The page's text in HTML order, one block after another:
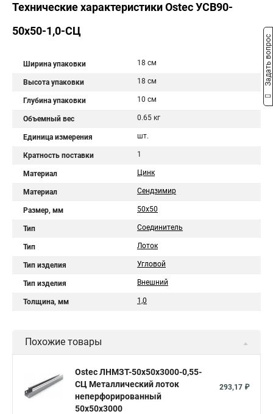
Технические характеристики Ostec УСВ90-
50х50-1,0-СЦ
Ширина упаковки 18 см
Высота упаковки 18 см
Глубина упаковки 10 см
Объемный вес 0.65 кг
Единица измерения шт.
Кратность поставки 1
Материал Цинк
Материал Сендзимир
Размер, мм 50х50
Тип Соединитель
Тип Лоток
Тип изделия Угловой
Тип изделия Внешний
Толщина, мм 1,0
Похожие товары
Ostec ЛНМЗТ-50х50х3000-0,55-
СЦ Металлический лоток
неперфорированный
50х50х3000
293,17 ₽
Задать вопрос